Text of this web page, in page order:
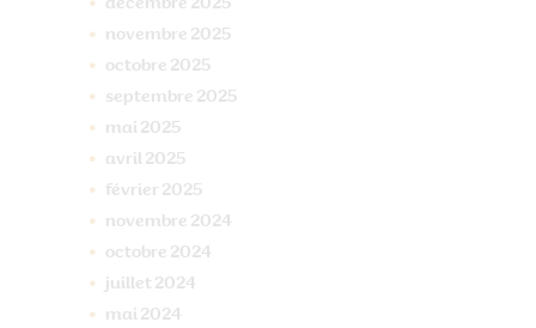
décembre 2025
novembre 2025
octobre 2025
septembre 2025
mai 2025
avril 2025
février 2025
novembre 2024
octobre 2024
juillet 2024
mai 2024